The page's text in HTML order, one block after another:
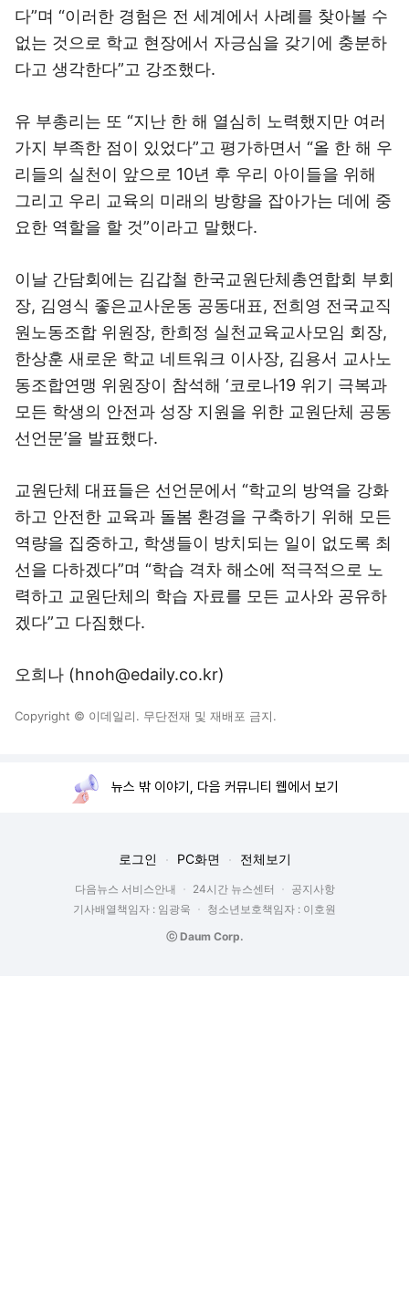
다”며 “이러한 경험은 전 세계에서 사례를 찾아볼 수
없는 것으로 학교 현장에서 자긍심을 갖기에 충분하
다고 생각한다”고 강조했다.
유 부총리는 또 “지난 한 해 열심히 노력했지만 여러
가지 부족한 점이 있었다”고 평가하면서 “올 한 해 우
리들의 실천이 앞으로 10년 후 우리 아이들을 위해
그리고 우리 교육의 미래의 방향을 잡아가는 데에 중
요한 역할을 할 것”이라고 말했다.
이날 간담회에는 김갑철 한국교원단체총연합회 부회
장, 김영식 좋은교사운동 공동대표, 전희영 전국교직
원노동조합 위원장, 한희정 실천교육교사모임 회장,
한상훈 새로운 학교 네트워크 이사장, 김용서 교사노
동조합연맹 위원장이 참석해 ‘코로나19 위기 극복과
모든 학생의 안전과 성장 지원을 위한 교원단체 공동
선언문’을 발표했다.
교원단체 대표들은 선언문에서 “학교의 방역을 강화
하고 안전한 교육과 돌봄 환경을 구축하기 위해 모든
역량을 집중하고, 학생들이 방치되는 일이 없도록 최
선을 다하겠다”며 “학습 격차 해소에 적극적으로 노
력하고 교원단체의 학습 자료를 모든 교사와 공유하
겠다”고 다짐했다.
오희나 (hnoh@edaily.co.kr)
Copyright © 이데일리. 무단전재 및 재배포 금지.
뉴스 밖 이야기, 다음 커뮤니티 웹에서 보기
로그인 PC화면 전체보기
다음뉴스 서비스안내 24시간 뉴스센터
공지사항
기사배열책임자 : 임광욱
청소년보호책임자 : 이호원
ⓒ Daum Corp.